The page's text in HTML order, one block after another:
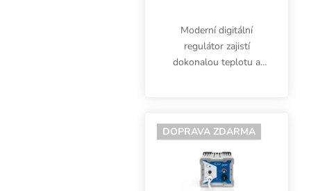
Moderní digitální
regulátor zajistí
dokonalou teplotu a
motorem. Can-Fan
Controller s přehledným
LCD displejem a
mnoha...
DOPRAVA ZDARMA